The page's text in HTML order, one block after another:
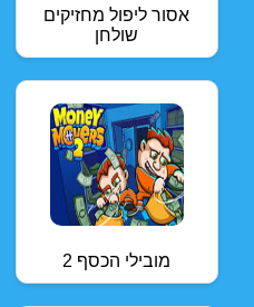
אסור ליפול מחזיקים
שולחן
מובילי הכסף 2